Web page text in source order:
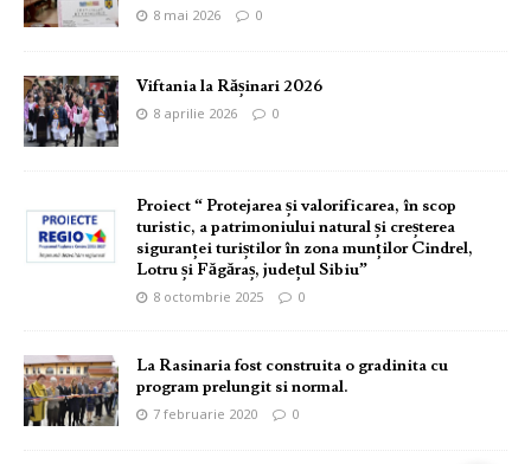
8 mai 2026 0
Viftania la Rășinari 2026
8 aprilie 2026 0
Proiect “ Protejarea și valorificarea, în scop
turistic, a patrimoniului natural și creșterea
siguranței turiștilor în zona munților Cindrel,
Lotru și Făgăraș, județul Sibiu”
8 octombrie 2025 0
La Rasinaria fost construita o gradinita cu
program prelungit si normal.
7 februarie 2020 0